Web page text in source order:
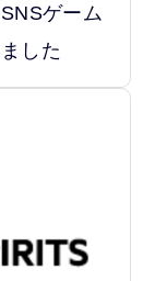
ゲーム
した